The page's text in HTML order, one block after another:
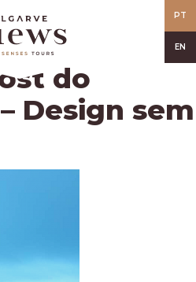
PT
EN
do
Design sem